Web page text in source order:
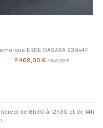
ERDE DAXARA 239x4F
2 469,00 € 2 642,00 €
de 8h30 à 12h30 et de 14h